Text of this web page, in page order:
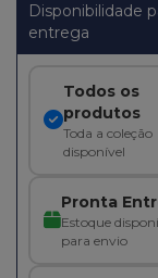
Disponibilidade
entrega
Todos os
produtos
Toda a coleção
disponível
Pronta
Estoque
para envio